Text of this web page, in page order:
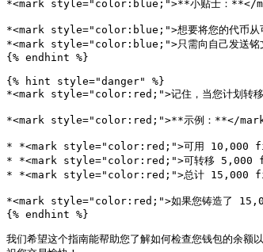
*<mark style="color:blue;">**小贴士：**</
*<mark style="color:blue;">想要将您的代币从
*<mark style="color:blue;">只需向自己发送铭
{% endhint %}
{% hint style="danger" %}
*<mark style="color:red;">记住，当您计划转移代
*<mark style="color:red;">**示例：**</
* *<mark style="color:red;">可用 10,000
* *<mark style="color:red;">可转移 5,000
* *<mark style="color:red;">总计 15,000
*<mark style="color:red;">如果您铸造了 15,000
{% endhint %}
我们希望这个指南能帮助您了解如何检查您钱包的余额